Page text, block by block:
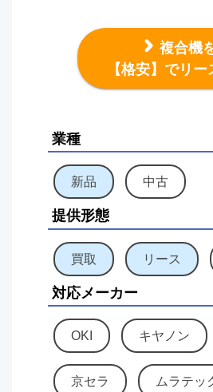
複合機
【格安】でリー
業種
新品 中古
提供形態
買取 リース
対応メーカー
OKI キヤノン
京セラ ムラテッ